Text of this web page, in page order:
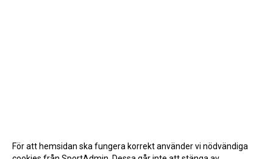
För att hemsidan ska fungera korrekt använder vi nödvändiga